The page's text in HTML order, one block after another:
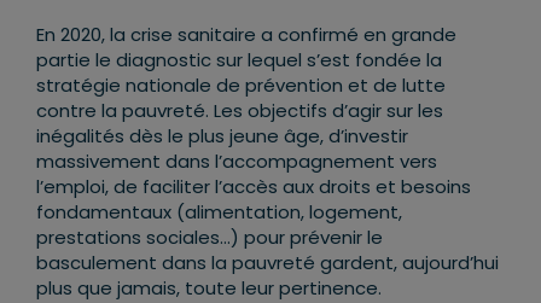
En 2020, la crise sanitaire a confirmé en grande
partie le diagnostic sur lequel s’est fondée la
stratégie nationale de prévention et de lutte
contre la pauvreté. Les objectifs d’agir sur les
inégalités dès le plus jeune âge, d’investir
massivement dans l’accompagnement vers
l’emploi, de faciliter l’accès aux droits et besoins
fondamentaux (alimentation, logement,
prestations sociales…) pour prévenir le
basculement dans la pauvreté gardent, aujourd’hui
plus que jamais, toute leur pertinence.